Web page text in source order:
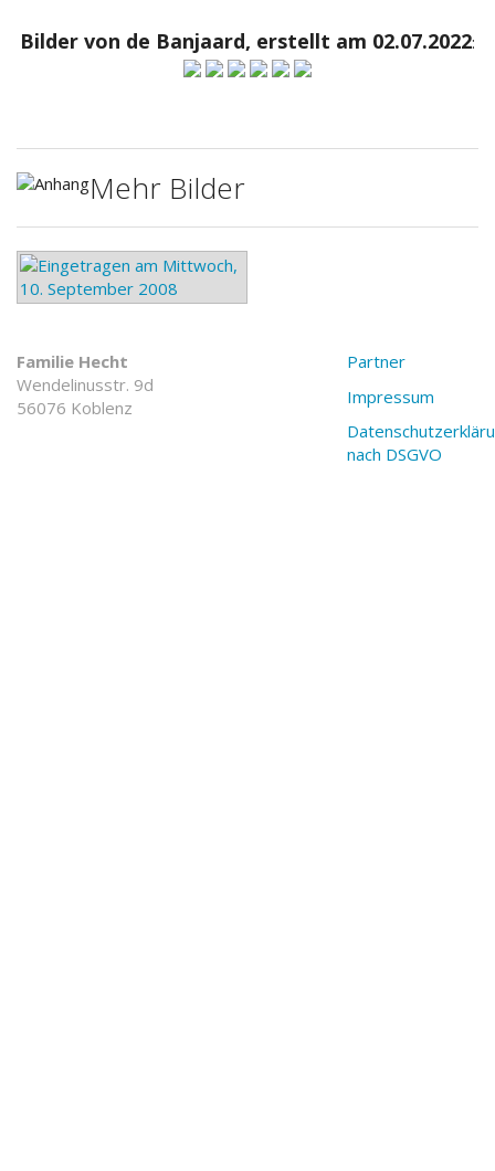
Bilder von de Banjaard, erstellt am 02.07.2022:
Mehr Bilder
Familie Hecht
Wendelinusstr. 9d
56076 Koblenz
Partner
Impressum
nach DSGVO